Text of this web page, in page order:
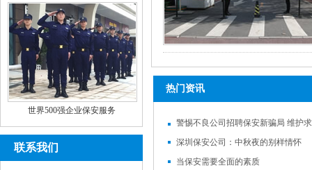
世界500强企业保安服务
联系我们
热门资讯
警惕不良公司招聘保安新骗局 维护
深圳保安公司：中秋夜的别样情怀
当保安需要全面的素质